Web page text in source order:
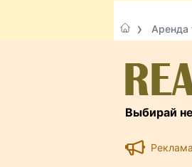
Аренда
Выбирай